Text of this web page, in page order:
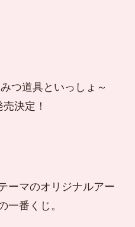
つ道具といっしょ～
決定！
ーマのオリジナルアー
一番くじ。